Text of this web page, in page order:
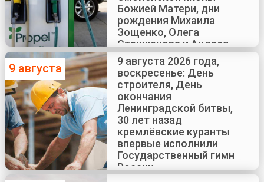
Божией Матери, дни
рождения Михаила
Зощенко, Олега
Стриженова и Андрея
Краско
9 августа
9 августа 2026 года,
воскресенье: День
строителя, День
окончания
Ленинградской битвы,
30 лет назад
кремлёвские куранты
впервые исполнили
Государственный гимн
России